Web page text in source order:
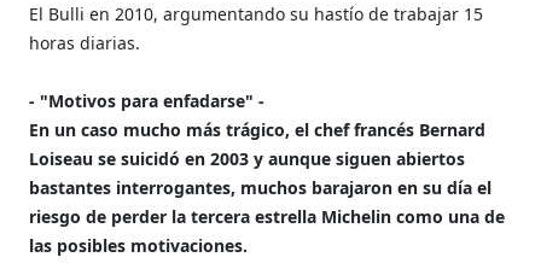
El Bulli en 2010, argumentando su hastío de trabajar 15
horas diarias.
- "Motivos para enfadarse" -
En un caso mucho más trágico, el chef francés Bernard
Loiseau se suicidó en 2003 y aunque siguen abiertos
bastantes interrogantes, muchos barajaron en su día el
riesgo de perder la tercera estrella Michelin como una de
las posibles motivaciones.